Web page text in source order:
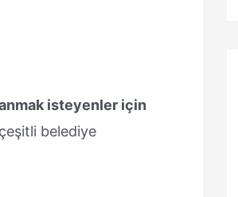
isteyenler için
belediye